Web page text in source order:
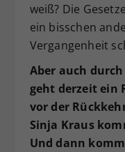
weiß? Die
ein bisschen
Vergangenheit
Aber auch
geht derzeit ein
vor der
Sinja Kraus
Und dann